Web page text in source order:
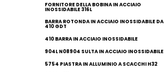
FORNITORE DELLA BOBINA IN ACCIAIO
INOSSIDABILE 316L
BARRA ROTONDA IN ACCIAIO INOSSIDABILE DA
410 GDT
410 BARRA IN ACCIAIO INOSSIDABILE
904L N08904 SULTA IN ACCIAIO INOSSIDABILE
5754 PIASTRA IN ALLUMINIO A SCACCHI H32